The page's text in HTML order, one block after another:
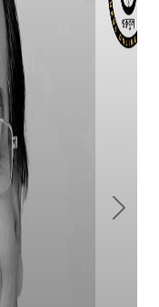
আন্তর্জাতিক মঞ্চ
সৃষ্টি: মুক্তি পেল
Next